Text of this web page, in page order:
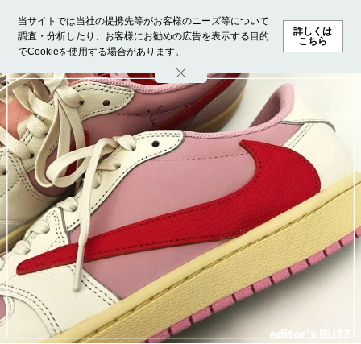
当サイトでは当社の提携先等がお客様のニーズ等について
調査・分析したり、お客様にお勧めの広告を表示する目的
でCookieを使用する場合があります。
詳しくは
こちら
ホーム モデル募集 ランキング ファッション ビューテ